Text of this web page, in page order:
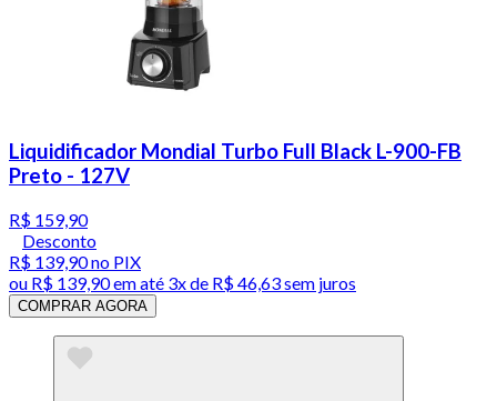
Liquidificador Mondial Turbo Full Black L-900-FB
Preto - 127V
R$ 159,90
Desconto
R$ 139,90no PIX
ou R$ 139,90em até 3x de R$ 46,63 sem juros
COMPRAR AGORA